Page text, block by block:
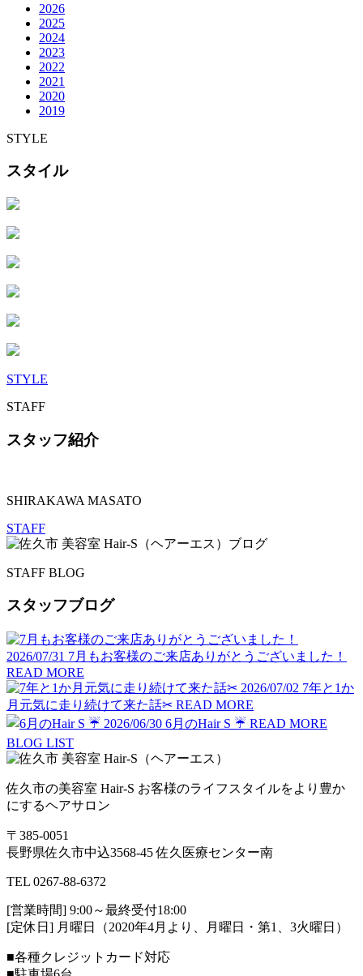
2026
2025
2024
2023
2022
2021
2020
2019
STYLE
スタイル
STYLE
STAFF
スタッフ紹介
SHIRAKAWA MASATO
STAFF
STAFF BLOG
スタッフブログ
2026/07/31 7月もお客様のご来店ありがとうございました！
READ MORE
2026/07/02 7年と1か
月元気に走り続けて来た話✂︎ READ MORE
2026/06/30 6月のHair S ☔️ READ MORE
BLOG LIST
佐久市の美容室 Hair-S お客様のライフスタイルをより豊か
にするヘアサロン
〒385-0051
長野県佐久市中込3568-45 佐久医療センター南
TEL 0267-88-6372
[営業時間] 9:00～最終受付18:00
[定休日] 月曜日（2020年4月より、月曜日・第1、3火曜日）
■各種クレジットカード対応